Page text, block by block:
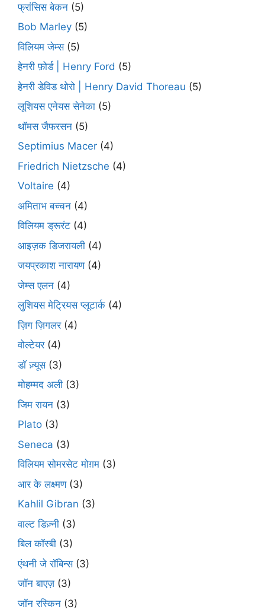
फ्रांसिस बेकन (5)
Bob Marley (5)
विलियम जेम्स(5)
हेनरी फ़ोर्ड | Henry Ford (5)
हेनरी डेविड थोरो | Henry David Thoreau (5)
लूशियस एनेयस सेनेका (5)
थॉमस जैफरसन (5)
Septimius Macer (4)
Friedrich Nietzsche (4)
Voltaire (4)
अमिताभ बच्चन (4)
विलियम ड्रूरंट (4)
आइज़क डिजरायली (4)
जयप्रकाश नारायण(4)
जेम्स एलन (4)
लुशियस मेट्रियस प्लूटार्क (4)
ज़िग ज़िगलर(4)
वोल्टेयर(4)
डॉ ज़्यूस(3)
मोहम्मद अली (3)
जिम रायन (3)
Plato (3)
Seneca (3)
विलियम सोमरसेट मोग़म (3)
आर के लक्ष्मण(3)
Kahlil Gibran (3)
वाल्ट डिज़्नी (3)
बिल कॉस्बी (3)
एंथनी जे रॉबिन्स(3)
जॉन बाएज़ (3)
जॉन रस्किन (3)